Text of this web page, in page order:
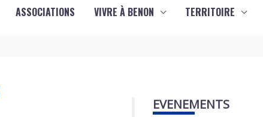
ASSOCIATIONS VIVRE À BENON TERRITOIRE
EVENEMENTS